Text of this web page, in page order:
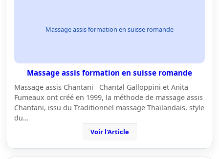
Massage assis formation en suisse romande
Massage assis formation en suisse romande
Massage assis Chantani Chantal Galloppini et Anita
Fumeaux ont créé en 1999, la méthode de massage assis
Chantani, issu du Traditionnel massage Thaïlandais, style
du…
Voir l'Article